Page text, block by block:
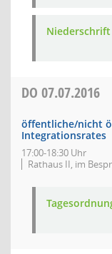
DO 07.07.2016
öffentliche/nicht
Integrationsrates
17:00-18:30 Uhr
Rathaus II, im